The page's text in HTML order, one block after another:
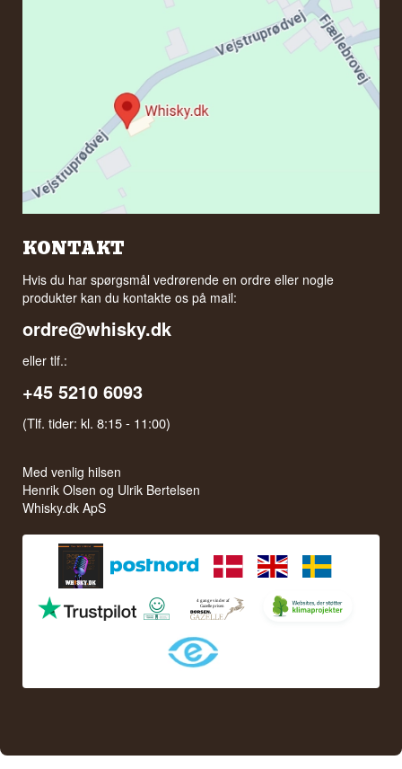
KONTAKT
Hvis du har spørgsmål vedrørende en ordre eller nogle
produkter kan du kontakte os på mail:
ordre@whisky.dk
eller tlf.:
+45 5210 6093
(Tlf. tider: kl. 8:15 - 11:00)
Med venlig hilsen
Henrik Olsen og Ulrik Bertelsen
Whisky.dk ApS